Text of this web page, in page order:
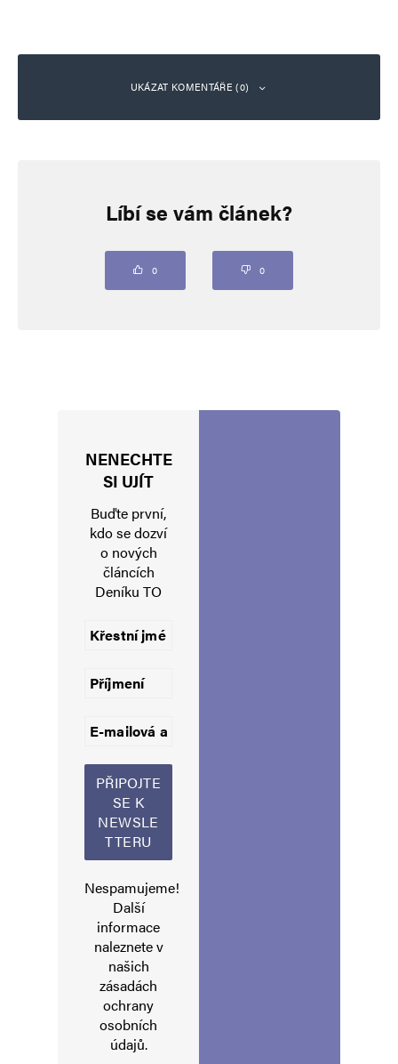
UKÁZAT KOMENTÁŘE (0)
Vaše e-mailová adresa nebude zveřejněna. Vyžadované informace jsou
Uložit do prohlížeče jméno, e-mail a webovou stránku pro budoucí
Informujte mě o nových komentářích e-mailem.
Alternative:
Líbí se vám článek?
0 0
NENECHTE
SI UJÍT
Buďte první,
kdo se dozví
o nových
článcích
Deníku TO
Nespamujeme!
Další
informace
naleznete v
našich
zásadách
ochrany
osobních
údajů.